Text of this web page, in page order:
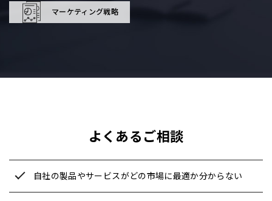
マーケティング戦略
よくあるご相談
自社の製品やサービスがどの市場に最適か分からない